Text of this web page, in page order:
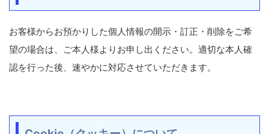
お客様からお預かりした個人情報の開示・訂正・削除をご希
望の場合は、ご本人様よりお申し出ください。適切な本人確
認を行った後、速やかに対応させていただきます。